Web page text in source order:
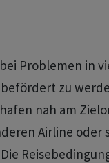
Problemen in
zu
nah am
Airline oder